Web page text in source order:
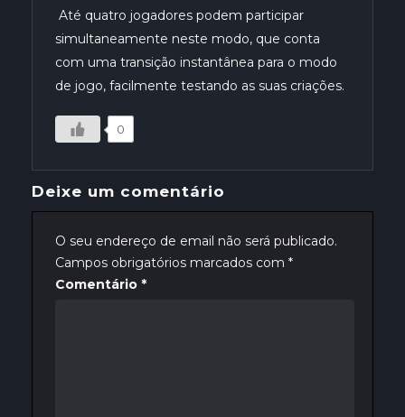
Até quatro jogadores podem participar
simultaneamente neste modo, que conta
com uma transição instantânea para o modo
de jogo, facilmente testando as suas criações.
0
Deixe um comentário
O seu endereço de email não será publicado.
Campos obrigatórios marcados com *
Comentário *